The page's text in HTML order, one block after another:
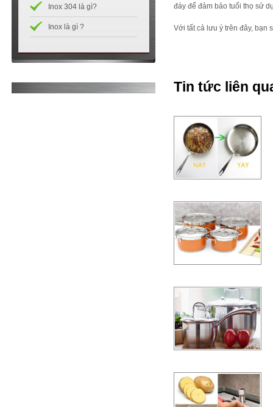
Inox 304 là gì?
Inox là gì ?
đáy để đảm bảo tuổi thọ sử
Với tất cả lưu ý trên đây, bạn
Tin tức liên